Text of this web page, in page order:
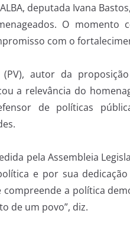
deputada Ivana
O momento
com o
(PV), autor da
a relevância do
de políticas
pela Assembleia
e por sua
a política
de um povo”, diz.